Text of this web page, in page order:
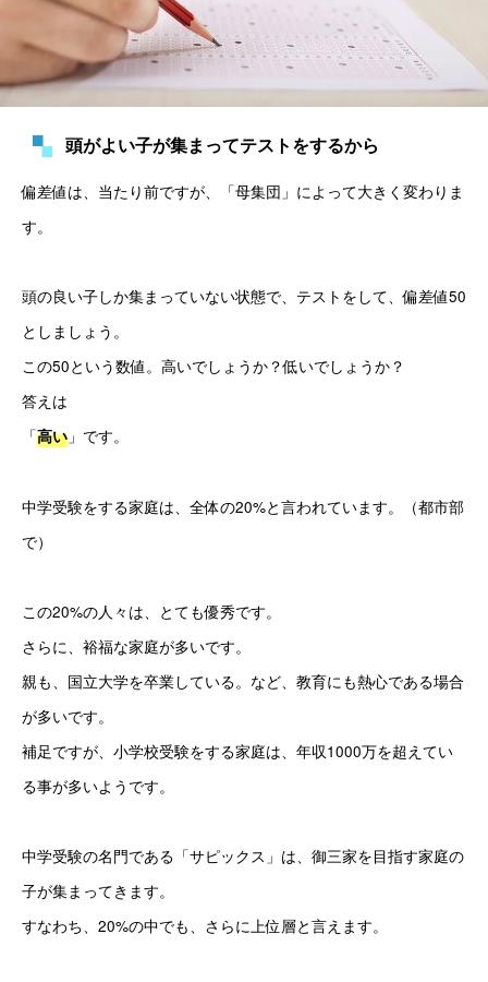
頭がよい子が集まってテストをするから
偏差値は、当たり前ですが、「母集団」によって大きく変わりま
す。
頭の良い子しか集まっていない状態で、テストをして、偏差値50
としましょう。
この50という数値。高いでしょうか？低いでしょうか？
答えは
「高い 」です。
中学受験をする家庭は、全体の20%と言われています。（都市部
で）
この20%の人々は、とても優秀です。
さらに、裕福な家庭が多いです。
親も、国立大学を卒業している。など、教育にも熱心である場合
が多いです。
補足ですが、小学校受験をする家庭は、年収1000万を超えてい
る事が多いようです。
中学受験の名門である「サピックス」は、御三家を目指す家庭の
子が集まってきます。
すなわち、20%の中でも、さらに上位層と言えます。